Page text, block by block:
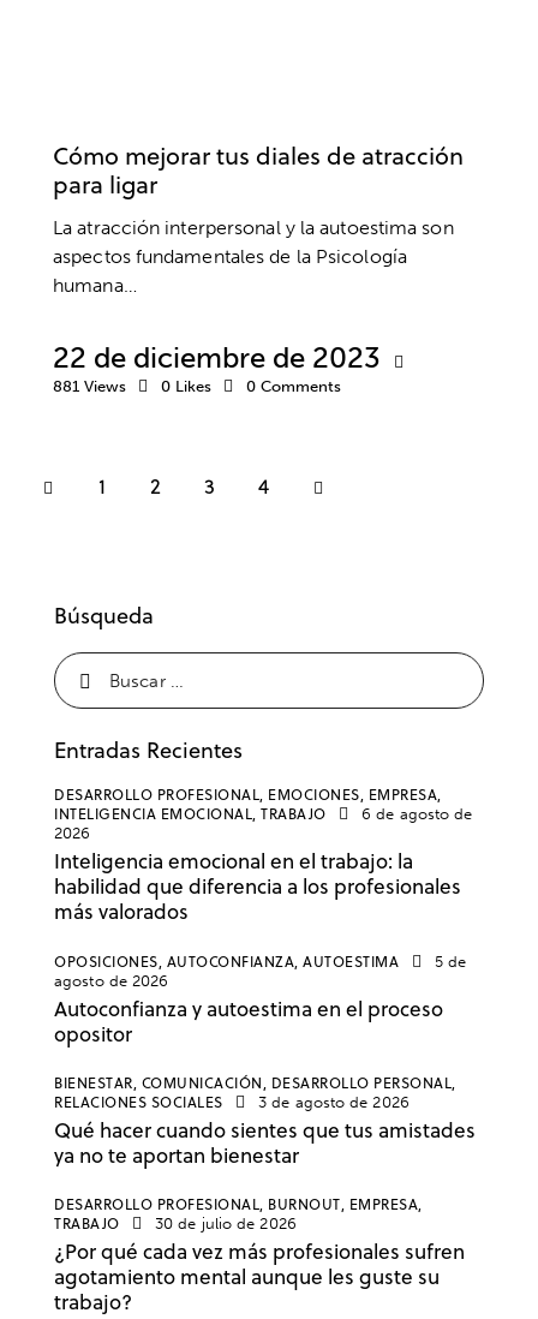
Cómo mejorar tus diales de atracción
para ligar
La atracción interpersonal y la autoestima son
aspectos fundamentales de la Psicología
humana…
22 de diciembre de 2023
881 Views 0 Likes 0 Comments
1 2 3 4
Búsqueda
Entradas Recientes
DESARROLLO PROFESIONAL, EMOCIONES, EMPRESA,
INTELIGENCIA EMOCIONAL, TRABAJO
6 de agosto de
2026
Inteligencia emocional en el trabajo: la
habilidad que diferencia a los profesionales
más valorados
OPOSICIONES, AUTOCONFIANZA, AUTOESTIMA
5 de
agosto de 2026
Autoconfianza y autoestima en el proceso
opositor
BIENESTAR, COMUNICACIÓN, DESARROLLO PERSONAL,
RELACIONES SOCIALES
3 de agosto de 2026
Qué hacer cuando sientes que tus amistades
ya no te aportan bienestar
DESARROLLO PROFESIONAL, BURNOUT, EMPRESA,
TRABAJO
30 de julio de 2026
¿Por qué cada vez más profesionales sufren
agotamiento mental aunque les guste su
trabajo?